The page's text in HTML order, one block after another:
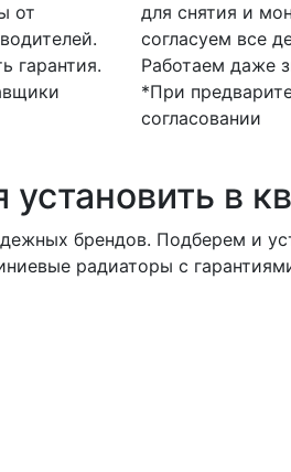
от
гарантия.
для снятия и
согласуем все
Работаем даже
*При
согласовании
в
брендов. Подберем и
радиаторы с